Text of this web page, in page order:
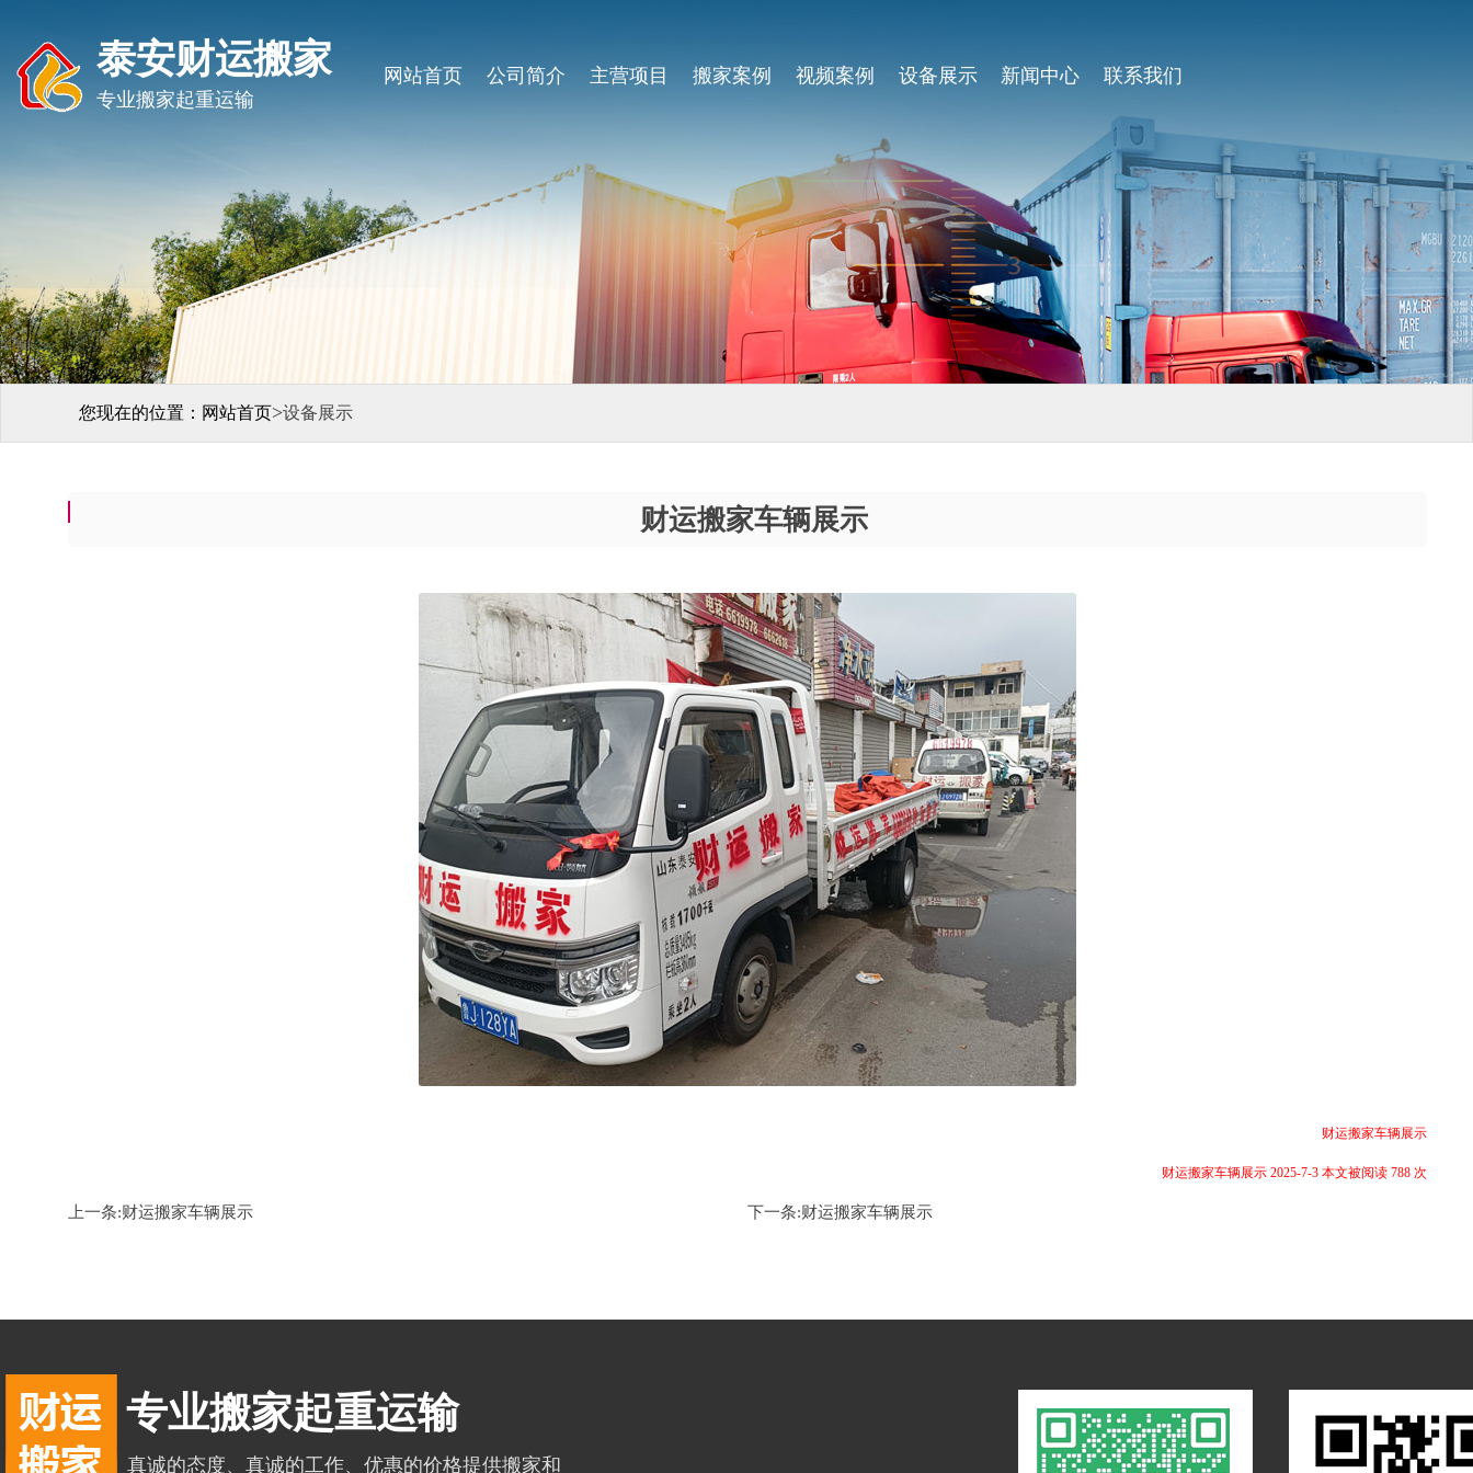
泰安财运搬家
专业搬家起重运输
网站首页 公司简介 主营项目 搬家案例 视频案例 设备展示 新闻中心 联系我们
您现在的位置： 网站首页>设备展示
财运搬家车辆展示
财运搬家车辆展示
财运搬家车辆展示 2025-7-3 本文被阅读 788 次
上一条:财运搬家车辆展示 下一条:财运搬家车辆展示
专业搬家起重运输
真诚的态度、真诚的工作、优惠的价格提供搬家和